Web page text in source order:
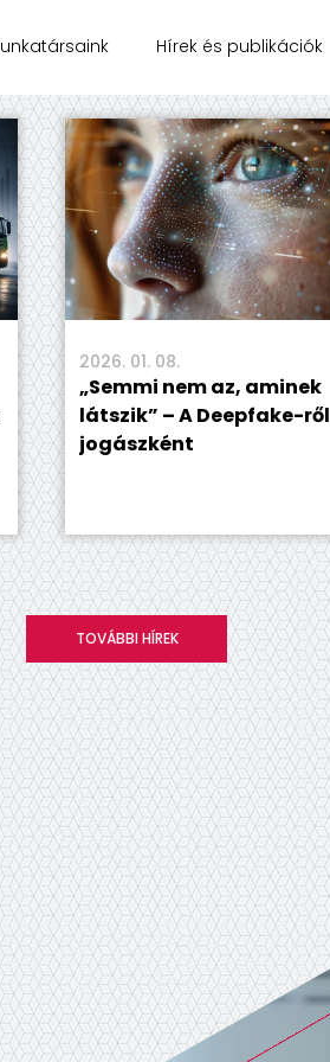
Hírek és publikációk
2026. 01. 08.
„Semmi nem az, aminek
látszik” – A Deepfake-ről
jogászként
TOVÁBBI HÍREK